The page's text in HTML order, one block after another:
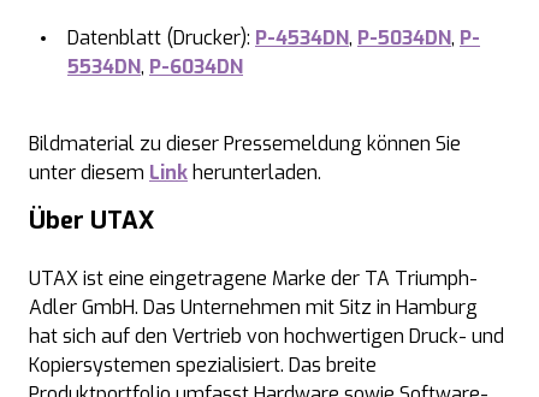
Datenblatt (Drucker): P-4534DN, P-5034DN, P-
5534DN, P-6034DN
Bildmaterial zu dieser Pressemeldung können Sie
unter diesem Link herunterladen.
Über UTAX
UTAX ist eine eingetragene Marke der TA Triumph-
Adler GmbH. Das Unternehmen mit Sitz in Hamburg
hat sich auf den Vertrieb von hochwertigen Druck- und
Kopiersystemen spezialisiert. Das breite